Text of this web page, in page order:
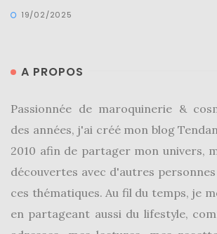
19/02/2025
A PROPOS
Passionnée de maroquinerie &
des années, j'ai créé mon blog
2010 afin de partager mon univers,
découvertes avec d'autres
ces thématiques. Au fil du temps, je
en partageant aussi du lifestyle,